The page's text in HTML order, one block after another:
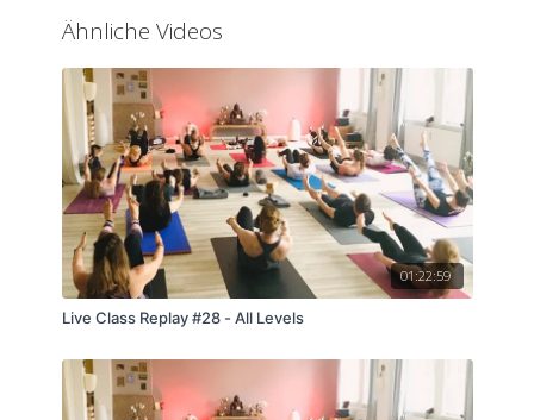
Ähnliche Videos
01:22:59
Live Class Replay #28 - All Levels